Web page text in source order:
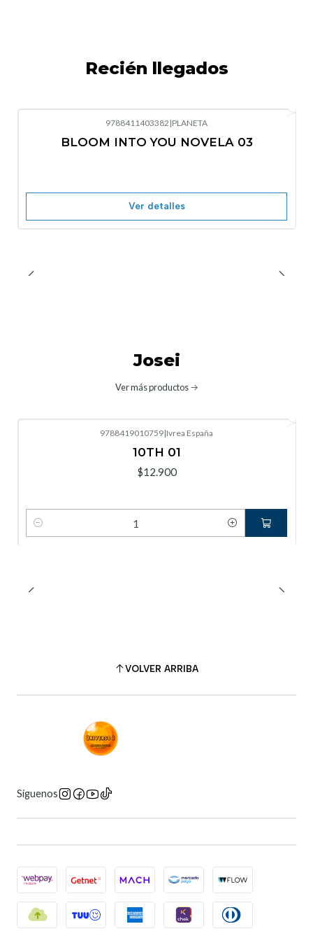
Recién llegados
9788411403382 |PLANETA
BLOOM INTO YOU NOVELA 03
Ver detalles
Josei
Ver más productos
9788419010759|Ivrea España
10TH 01
$12.900
Cantidad
VOLVER ARRIBA
Síguenos